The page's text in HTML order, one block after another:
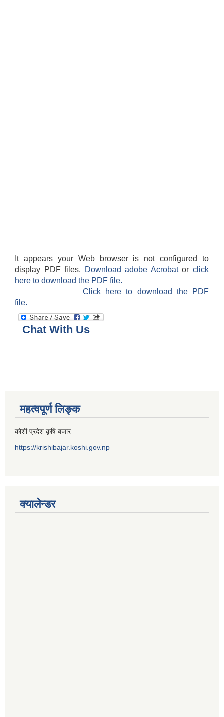
It appears your Web browser is not configured to
display PDF files.
Download adobe Acrobatorclick
here to download the PDF file.
Click here to download the PDF
file.
Chat With Us
महत्वपूर्ण लिङ्क
कोशी प्रदेश कृषि बजार
https://krishibajar.koshi.gov.np
क्यालेन्डर